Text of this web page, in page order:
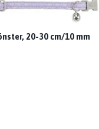
20-30 cm/10 mm